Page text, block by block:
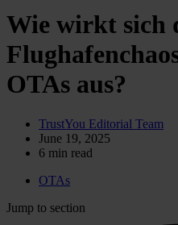
Wie wirkt sich
OTAs aus?
TrustYou Editorial Team
June 19, 2025
6 min read
OTAs
Jump to section